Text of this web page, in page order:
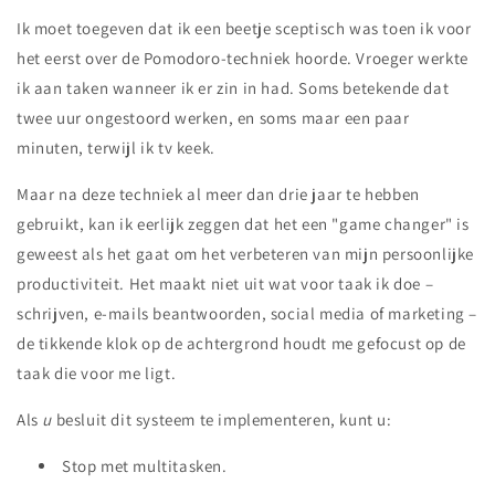
Ik moet toegeven dat ik een beetje sceptisch was toen ik voor
het eerst over de Pomodoro-techniek hoorde. Vroeger werkte
ik aan taken wanneer ik er zin in had. Soms betekende dat
twee uur ongestoord werken, en soms maar een paar
minuten, terwijl ik tv keek.
Maar na deze techniek al meer dan drie jaar te hebben
gebruikt, kan ik eerlijk zeggen dat het een "game changer" is
geweest als het gaat om het verbeteren van mijn persoonlijke
productiviteit. Het maakt niet uit wat voor taak ik doe –
schrijven, e-mails beantwoorden, social media of marketing –
de tikkende klok op de achtergrond houdt me gefocust op de
taak die voor me ligt.
Als u besluit dit systeem te implementeren, kunt u:
Stop met multitasken.